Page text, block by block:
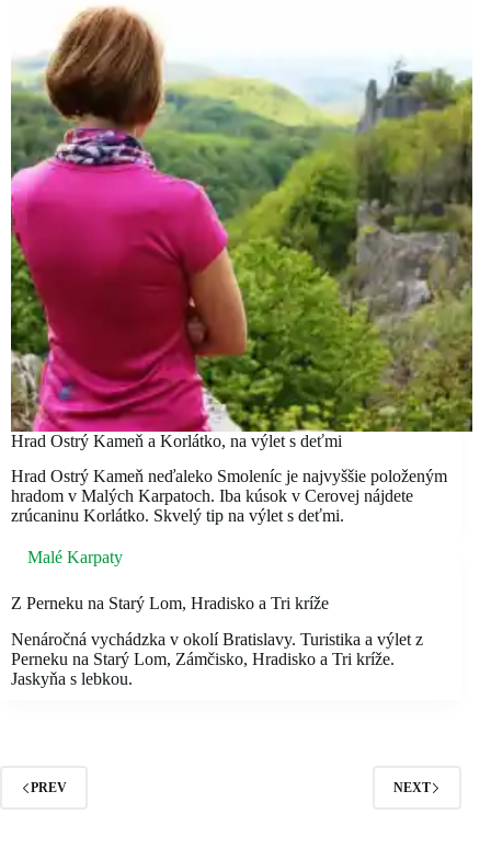
Hrad Ostrý Kameň a Korlátko, na výlet s deťmi
Hrad Ostrý Kameň neďaleko Smoleníc je najvyššie položeným
hradom v Malých Karpatoch. Iba kúsok v Cerovej nájdete
zrúcaninu Korlátko. Skvelý tip na výlet s deťmi.
Malé Karpaty
Z Perneku na Starý Lom, Hradisko a Tri kríže
Nenáročná vychádzka v okolí Bratislavy. Turistika a výlet z
Perneku na Starý Lom, Zámčisko, Hradisko a Tri kríže.
Jaskyňa s lebkou.
PREV NEXT